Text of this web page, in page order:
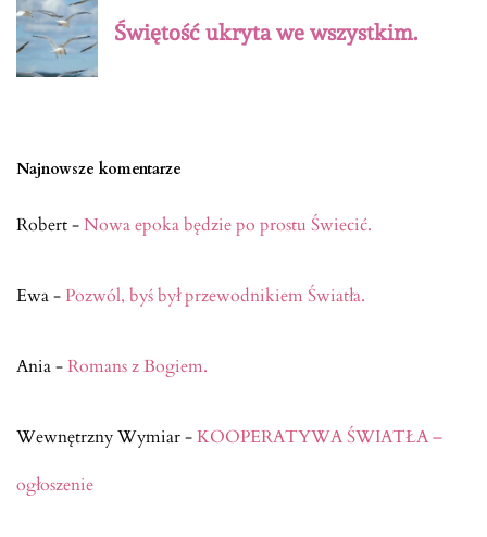
Świętość ukryta we wszystkim.
Najnowsze komentarze
Robert-Nowa epoka będzie po prostu Świecić.
Ewa-Pozwól, byś był przewodnikiem Światła.
Ania-Romans z Bogiem.
Wewnętrzny Wymiar-KOOPERATYWA ŚWIATŁA –
ogłoszenie